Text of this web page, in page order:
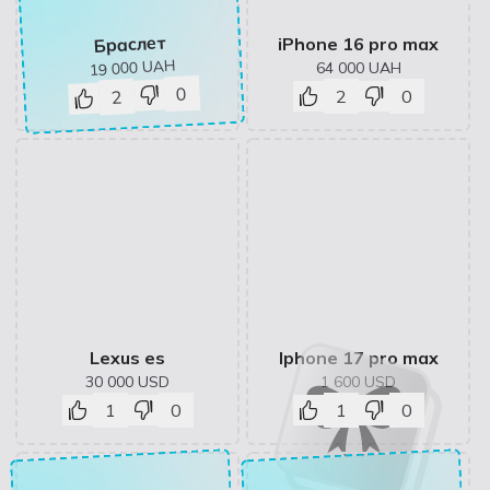
Браслет
19 000 UAH
2 0
iPhone 16 pro max
64 000 UAH
2 0
Lexus es
30 000 USD
1 0
Iphone 17 pro max
1 600 USD
1 0